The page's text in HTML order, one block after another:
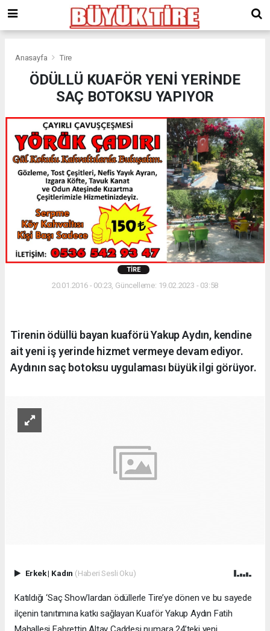
giriş
kingroyal
Anasayfa Tire
ÖDÜLLÜ KUAFÖR YENİ YERİNDE
SAÇ BOTOKSU YAPIYOR
TIRE
20.01.2016 - 00:23, Güncelleme: 19.02.2023 - 03:58
Tirenin ödüllü bayan kuaförü Yakup Aydın, kendine
ait yeni iş yerinde hizmet vermeye devam ediyor.
Aydının saç botoksu uygulaması büyük ilgi görüyor.
Erkek| Kadın (Haberi Sesli Oku)
Katıldığı ‘Saç Show’lardan ödüllerle Tire’ye dönen ve bu sayede
ilçenin tanıtımına katkı sağlayan Kuaför Yakup Aydın Fatih